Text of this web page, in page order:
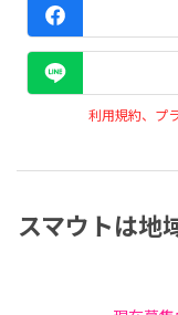
利用規約、プ
スマウトは地